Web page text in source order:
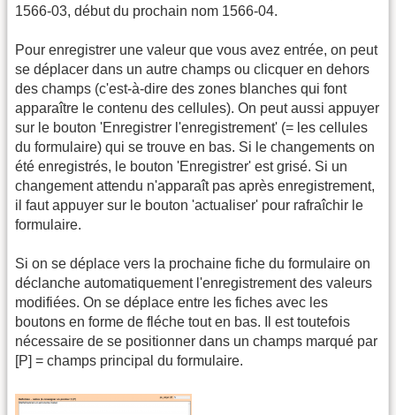
1566-03, début du prochain nom 1566-04.
Pour enregistrer une valeur que vous avez entrée, on peut
se déplacer dans un autre champs ou clicquer en dehors
des champs (c'est-à-dire des zones blanches qui font
apparaître le contenu des cellules). On peut aussi appuyer
sur le bouton 'Enregistrer l'enregistrement' (= les cellules
du formulaire) qui se trouve en bas. Si le changements on
été enregistrés, le bouton 'Enregistrer' est grisé. Si un
changement attendu n'apparaît pas après enregistrement,
il faut appuyer sur le bouton 'actualiser' pour rafraîchir le
formulaire.
Si on se déplace vers la prochaine fiche du formulaire on
déclanche automatiquement l'enregistrement des valeurs
modifiées. On se déplace entre les fiches avec les
boutons en forme de fléche tout en bas. Il est toutefois
nécessaire de se positionner dans un champs marqué par
[P] = champs principal du formulaire.